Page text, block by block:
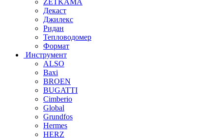
Декаст
Джилекс
Ридан
Тепловодомер
Формат
Инструмент
ALSO
Baxi
BROEN
BUGATTI
Cimberio
Global
Grundfos
Hermes
HERZ